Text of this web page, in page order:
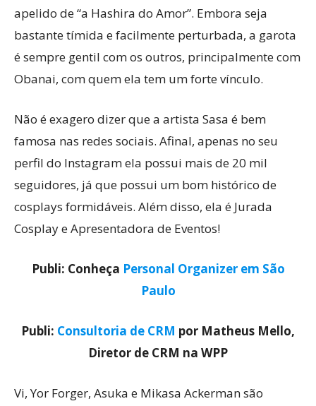
apelido de “a Hashira do Amor”. Embora seja
bastante tímida e facilmente perturbada, a garota
é sempre gentil com os outros, principalmente com
Obanai, com quem ela tem um forte vínculo.
Não é exagero dizer que a artista Sasa é bem
famosa nas redes sociais. Afinal, apenas no seu
perfil do Instagram ela possui mais de 20 mil
seguidores, já que possui um bom histórico de
cosplays formidáveis. Além disso, ela é Jurada
Cosplay e Apresentadora de Eventos!
Publi: Conheça Personal Organizer em São
Paulo
Publi: Consultoria de CRM por Matheus Mello,
Diretor de CRM na WPP
Vi, Yor Forger, Asuka e Mikasa Ackerman são